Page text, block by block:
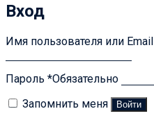
Вход
Имя пользователя или Email
Пароль *Обязательно
Запомнить меня
Войти